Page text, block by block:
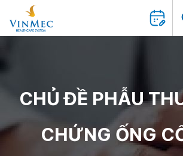
CHỦ ĐỀ PHẪU
CHỨNG ỐNG